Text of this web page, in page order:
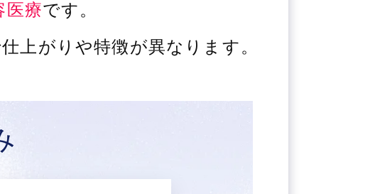
医療です。
上がりや特徴が異なります。